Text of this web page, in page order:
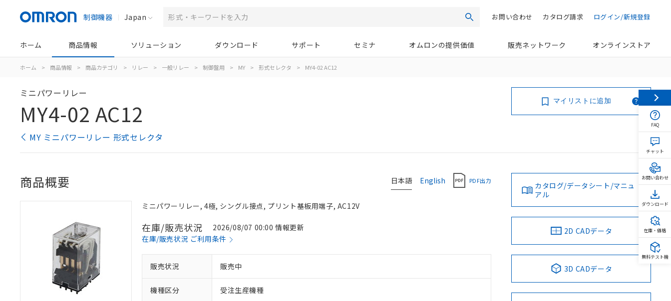
制御機器 Japan 検索 ログイン/新規登録
カタログ請求
お問い合わせ
ホーム 商品情報 ソリューション ダウンロード サポート セミナ オムロンの提供価値 販売ネットワーク オンラインストア
ホーム > 商品情報 > 商品カテゴリ > リレー > 一般リレー > 制御盤用 > MY > 形式セレクタ > MY4-02 AC12
ミニパワーリレー
MY4-02 AC12
MY ミニパワーリレー 形式セレクタ
マイリストに追加
日本語 English PDF出力
商品概要
ミニパワーリレー, 4極, シングル接点, プリント基板用端子, AC12V
在庫/販売状況
2026/08/07 00:00 情報更新
在庫/販売状況 ご利用条件
販売状況 販売中
機種区分 受注生産機種
カタログ/データシート/マニュ
アル
2D CADデータ
3D CADデータ
FAQ
チャット
お問い合わせ
ダウンロード
在庫・価格
無料テスト機